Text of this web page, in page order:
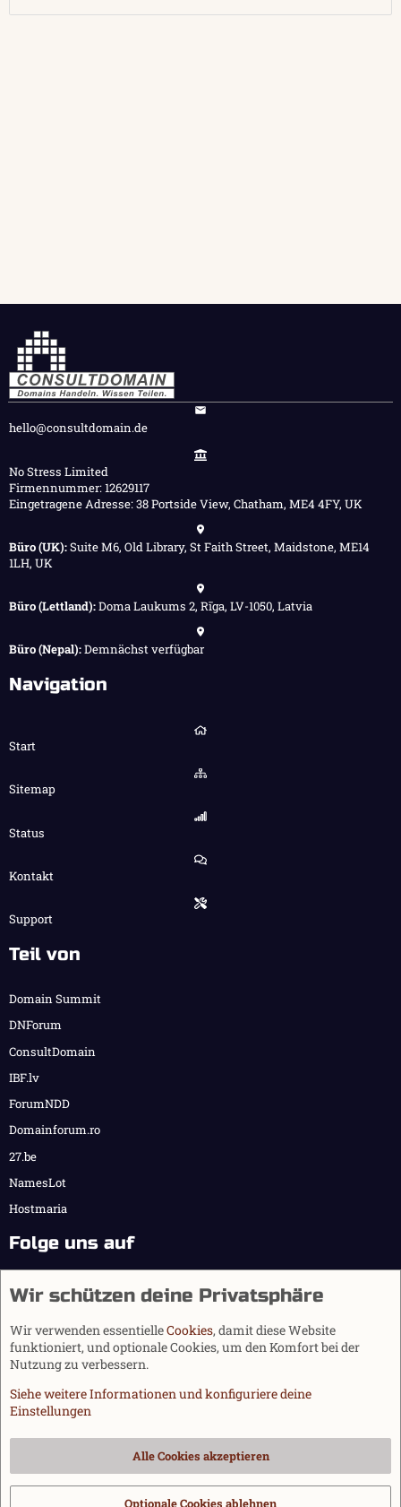
hello@consultdomain.de
No Stress Limited
Firmennummer: 12629117
Eingetragene Adresse: 38 Portside View, Chatham, ME4 4FY, UK
Büro (UK):Suite M6, Old Library, St Faith Street, Maidstone, ME14
1LH, UK
Büro (Lettland):Doma Laukums 2, Rīga, LV-1050, Latvia
Büro (Nepal):Demnächst verfügbar
Navigation
Start
Sitemap
Status
Kontakt
Support
Teil von
Domain Summit
DNForum
ConsultDomain
IBF.lv
ForumNDD
Domainforum.ro
27.be
NamesLot
Hostmaria
Folge uns auf
Cookies
Datenschutz
Hilfe und Impressum
Start
®
Wir schützen deine Privatsphäre
Wir verwenden essentielleCookies, damit diese Website
funktioniert, und optionale Cookies, um den Komfort bei der
Nutzung zu verbessern.
Siehe weitere Informationen und konfiguriere deine
Einstellungen
Alle Cookies akzeptieren
Optionale Cookies ablehnen